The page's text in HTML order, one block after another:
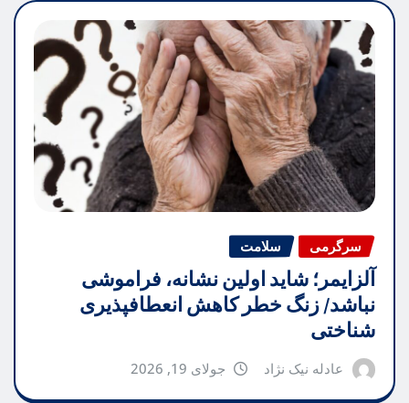
سرگرمی سلامت
آلزایمر؛ شاید اولین نشانه، فراموشی
نباشد/ زنگ خطر کاهش انعطافپذیری
شناختی
عادله نیک نژاد جولای 19, 2026